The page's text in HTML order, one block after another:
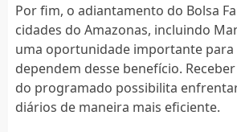
Por fim, o adiantamento do Bolsa
cidades do Amazonas, incluindo
uma oportunidade importante para
dependem desse benefício.
do programado possibilita
diários de maneira mais eficiente.